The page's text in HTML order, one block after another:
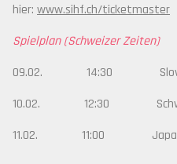
hier: www.sihf.ch/ticketmaster
Spielplan (Schweizer Zeiten)
09.02. 14:30
10.02. 12:30 Schweiz
11.02. 11:00 Japan –